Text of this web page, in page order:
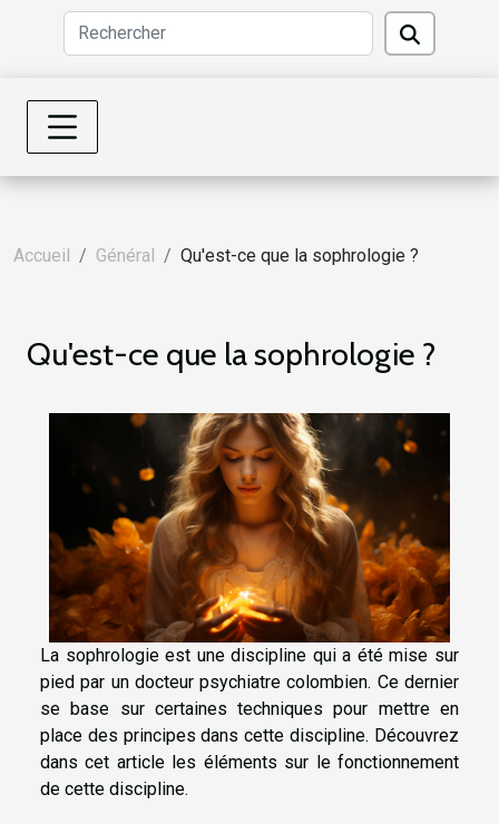
Accueil Général Qu'est-ce que la sophrologie ?
Qu'est-ce que la sophrologie ?
La sophrologie est une discipline qui a été mise sur
pied par un docteur psychiatre colombien. Ce dernier
se base sur certaines techniques pour mettre en
place des principes dans cette discipline. Découvrez
dans cet article les éléments sur le fonctionnement
de cette discipline.